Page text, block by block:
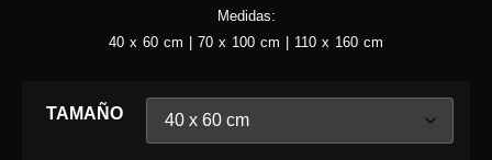
Medidas:
40 x 60 cm | 70 x 100 cm | 110 x 160 cm
TAMAÑO